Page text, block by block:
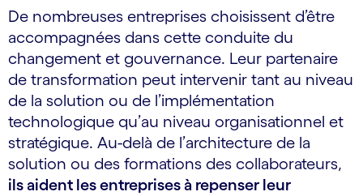
De nombreuses entreprises choisissent d’être
accompagnées dans cette conduite du
changement et gouvernance. Leur partenaire
de transformation peut intervenir tant au niveau
de la solution ou de l’implémentation
technologique qu’au niveau organisationnel et
stratégique. Au-delà de l’architecture de la
solution ou des formations des collaborateurs,
ils aident les entreprises à repenser leur